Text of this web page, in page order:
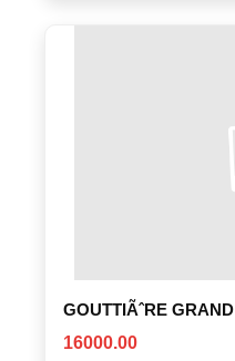
GOUTTIÃˆRE GRAND
16000.00